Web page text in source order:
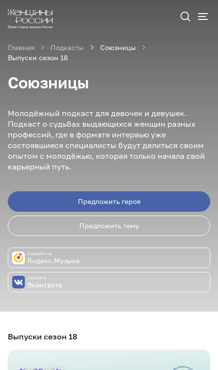
Главная Подкасты
Союзницы
Выпуски сезон 18
Союзницы
Молодёжный подкаст для девочек и девушек.
Подкаст о судьбах выдающихся женщин разных
профессий, где в формате интервью уже
состоявшиеся специалисты будут делиться своим
опытом с молодёжью, которая только начала свой
карьерный путь.
Предложить героя
Предложить тему
Слушайте на
Яндекс.Музыке
Слушайте
Вконтакте
Выпуски сезон 18